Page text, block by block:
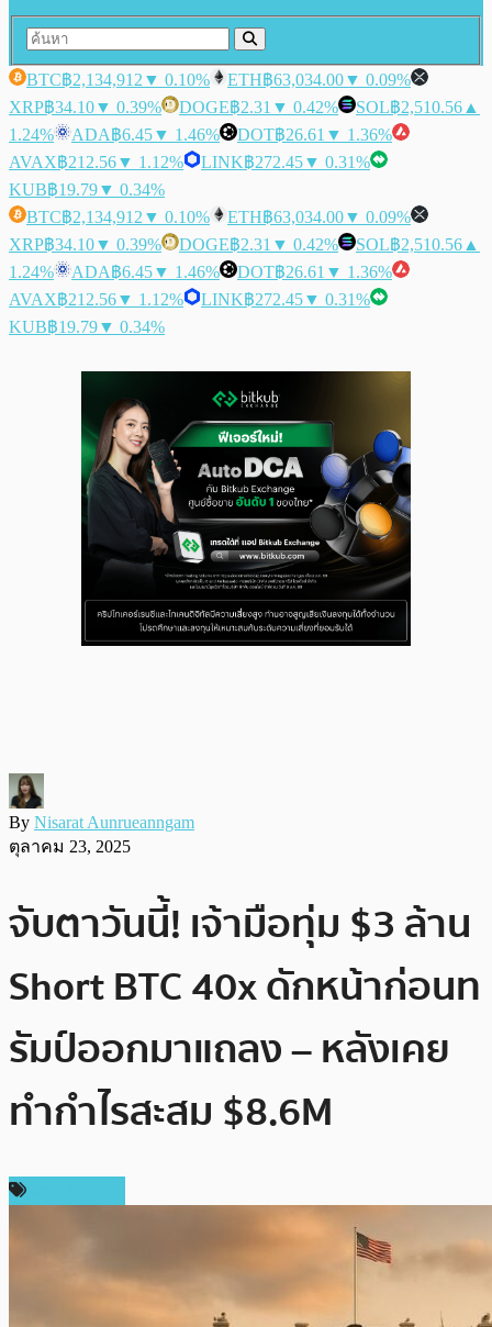
BTC฿2,134,912 ▼ 0.10% ETH฿63,034.00▼ 0.09%
XRP฿34.10▼ 0.39% DOGE฿2.31 ▼ 0.42% SOL฿2,510.56 ▲
1.24%
ADA฿6.45▼ 1.46% DOT฿26.61 ▼ 1.36%
AVAX฿212.56▼ 1.12% LINK฿272.45▼ 0.31%
KUB฿19.79▼ 0.34%
BTC฿2,134,912 ▼ 0.10% ETH฿63,034.00▼ 0.09%
XRP฿34.10▼ 0.39% DOGE฿2.31 ▼ 0.42% SOL฿2,510.56 ▲
1.24%
ADA฿6.45▼ 1.46% DOT฿26.61 ▼ 1.36%
AVAX฿212.56▼ 1.12% LINK฿272.45▼ 0.31%
KUB฿19.79▼ 0.34%
By Nisarat Aunrueanngam
ตุลาคม 23, 2025
จับตาวันนี้! เจ้ามือทุ่ม $3 ล้าน
Short BTC 40x ดักหน้าก่อนท
รัมป์ออกมาแถลง – หลังเคย
ทำกำไรสะสม $8.6M